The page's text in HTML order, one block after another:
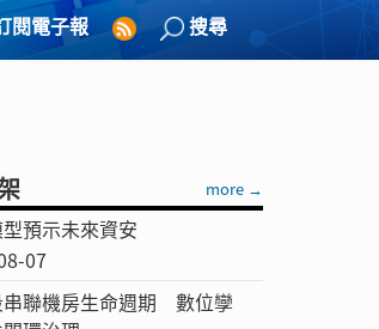
閱電子報 搜尋
more →
預示未來資安
07
串聯機房生命週期 數位孿